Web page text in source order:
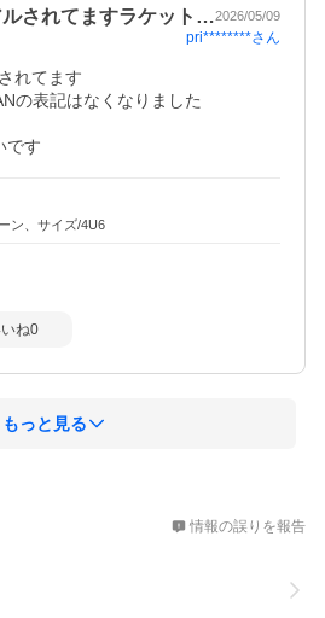
されてますラケット…2026/05/09
pri********さん
れてます
の表記はなくなりました
です
ン、サイズ/4U6
ね0
もっと見る
情報の誤りを報告